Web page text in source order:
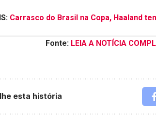
Carrasco do Brasil na Copa, Haaland
Fonte: LEIA A NOTÍCIA
esta história